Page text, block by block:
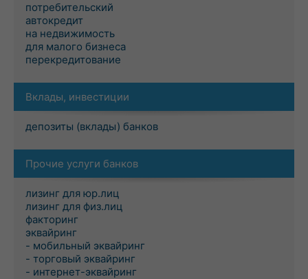
потребительский
автокредит
на недвижимость
для малого бизнеса
перекредитование
Вклады, инвестиции
депозиты (вклады) банков
Прочие услуги банков
лизинг для юр.лиц
лизинг для физ.лиц
факторинг
эквайринг
- мобильный эквайринг
- торговый эквайринг
- интернет-эквайринг